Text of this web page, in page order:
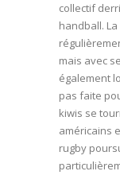
collectif
handball.
mais avec
également
pas faite
kiwis se
américains
rugby